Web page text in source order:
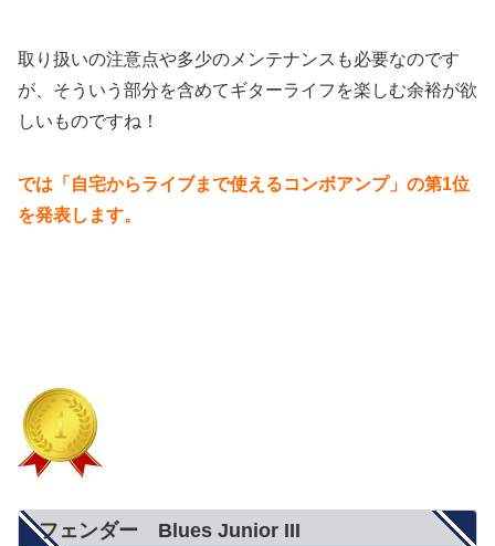
取り扱いの注意点や多少のメンテナンスも必要なのです
が、そういう部分を含めてギターライフを楽しむ余裕が欲
しいものですね！
では「自宅からライブまで使えるコンボアンプ」の第1位
を発表します。
フェンダー Blues Junior III